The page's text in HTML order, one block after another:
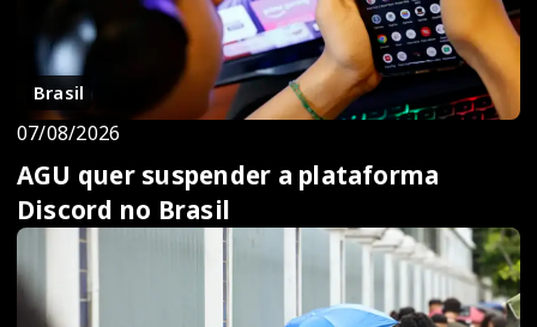
Brasil
07/08/2026
AGU quer suspender a plataforma
Discord no Brasil